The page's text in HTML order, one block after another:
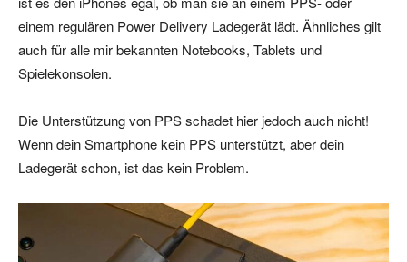
einem regulären Power Delivery Ladegerät lädt. Ähnliches gilt
auch für alle mir bekannten Notebooks, Tablets und
Spielekonsolen.
Die Unterstützung von PPS schadet hier jedoch auch nicht!
Wenn dein Smartphone kein PPS unterstützt, aber dein
Ladegerät schon, ist das kein Problem.